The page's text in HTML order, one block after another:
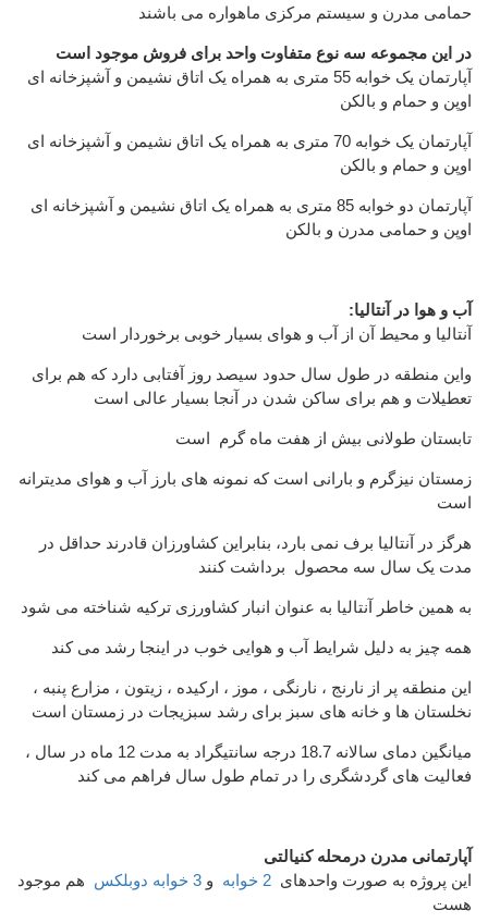
حمامی مدرن و سیستم مرکزی ماهواره می باشند
در این مجموعه سه نوع متفاوت واحد برای فروش موجود است
آپارتمان یک خوابه 55 متری به همراه یک اتاق نشیمن و آشپزخانه ای
اوپن و حمام و بالکن
آپارتمان یک خوابه 70 متری به همراه یک اتاق نشیمن و آشپزخانه ای
اوپن و حمام و بالکن
آپارتمان دو خوابه 85 متری به همراه یک اتاق نشیمن و آشپزخانه ای
اوپن و حمامی مدرن و بالکن
:آب و هوا در آنتالیا
آنتالیا و محیط آن از آب و هوای بسیار خوبی برخوردار است
واین منطقه در طول سال حدود سیصد روز آفتابی دارد که هم برای
تعطیلات و هم برای ساکن شدن در آنجا بسیار عالی است
تابستان طولانی بیش از هفت ماه گرم است
زمستان نیزگرم و بارانی است که نمونه های بارز آب و هوای مدیترانه
است
هرگز در آنتالیا برف نمی بارد، بنابراین کشاورزان قادرند حداقل در
مدت یک سال سه محصول برداشت کنند
به همین خاطر آنتالیا به عنوان انبار کشاورزی ترکیه شناخته می شود
همه چیز به دلیل شرایط آب و هوایی خوب در اینجا رشد می کند
این منطقه پر از نارنج ، نارنگی ، موز ، ارکیده ، زیتون ، مزارع پنبه ،
نخلستان ها و خانه های سبز برای رشد سبزیجات در زمستان است
میانگین دمای سالانه 18.7 درجه سانتیگراد به مدت 12 ماه در سال ،
فعالیت های گردشگری را در تمام طول سال فراهم می کند
آپارتمانی مدرن درمحله کنیالتی
این پروژه به صورت واحدهای
و 3 خوابه دوبلکس
هم موجود
هست